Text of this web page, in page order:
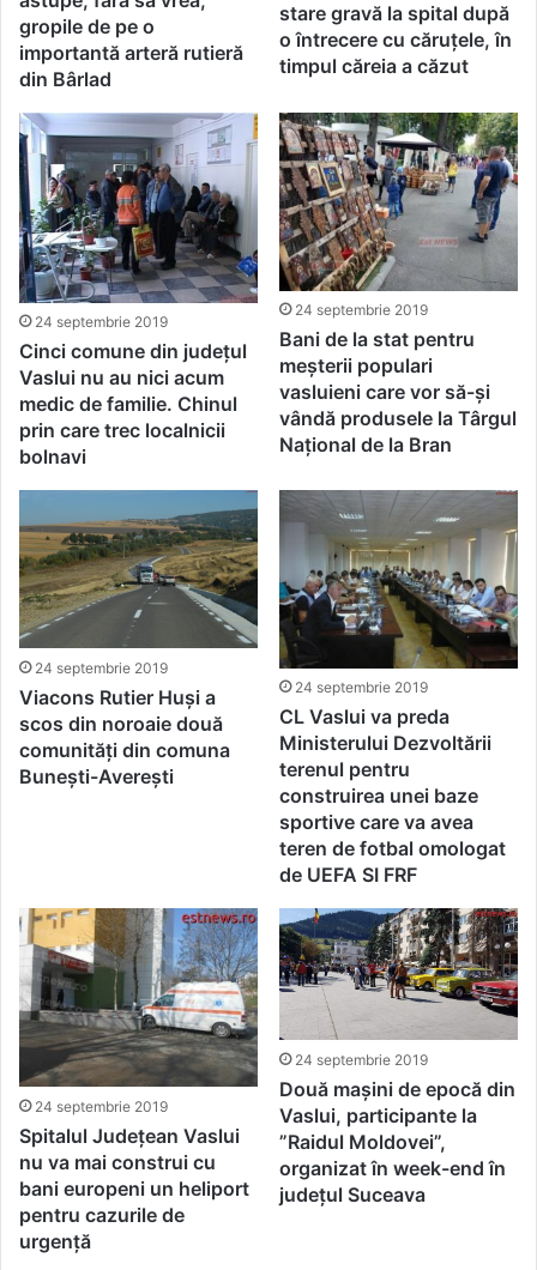
gropile de pe o
importantă arteră rutieră
din Bârlad
stare gravă la spital după
o întrecere cu căruțele, în
timpul căreia a căzut
24 septembrie 2019
Cinci comune din județul
Vaslui nu au nici acum
medic de familie. Chinul
prin care trec localnicii
bolnavi
24 septembrie 2019
Bani de la stat pentru
meșterii populari
vasluieni care vor să-și
vândă produsele la Târgul
Național de la Bran
24 septembrie 2019
Viacons Rutier Huși a
scos din noroaie două
comunități din comuna
Bunești-Averești
24 septembrie 2019
CL Vaslui va preda
Ministerului Dezvoltării
terenul pentru
construirea unei baze
sportive care va avea
teren de fotbal omologat
de UEFA SI FRF
24 septembrie 2019
Spitalul Județean Vaslui
nu va mai construi cu
bani europeni un heliport
pentru cazurile de
urgență
24 septembrie 2019
Două mașini de epocă din
Vaslui, participante la
”Raidul Moldovei”,
organizat în week-end în
județul Suceava